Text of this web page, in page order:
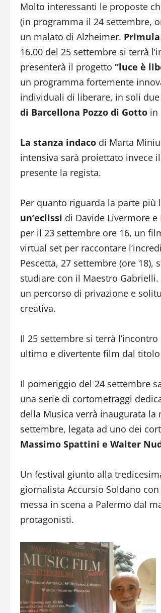
Molto interessanti le proposte
(in programma il 24 settembre,
un malato di Alzheimer. Primula
16.00 del 25 settembre si terrà
presenterà il progetto “luce è
un programma fortemente
individuali di liberare, in soli
di Barcellona Pozzo di Gotto in
La stanza indaco di Marta
intensiva sarà proiettato invece
presente la regista.
Per quanto riguarda la parte più
un’eclissi di Davide Livermore e
per il 23 settembre ore 16, un
virtual set per raccontare
Pescetta, 27 settembre (ore
studiare con il Maestro
un percorso di privazione e
creativa.
Il 25 settembre si terrà
ultimo e divertente film dal titolo
Il pomeriggio del 24 settembre
una serie di cortometraggi
della Musica verrà inaugurata
settembre, legata ad uno dei
Massimo Spattini e Walter
Un festival giunto alla
giornalista Accursio Soldano
messa in scena a Palermo dal
protagonisti.